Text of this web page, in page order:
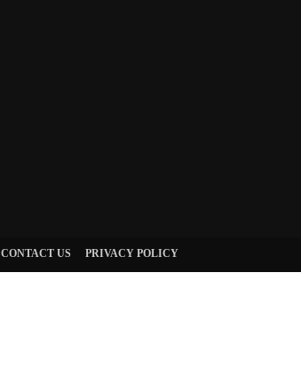
CONTACT US PRIVACY POLICY